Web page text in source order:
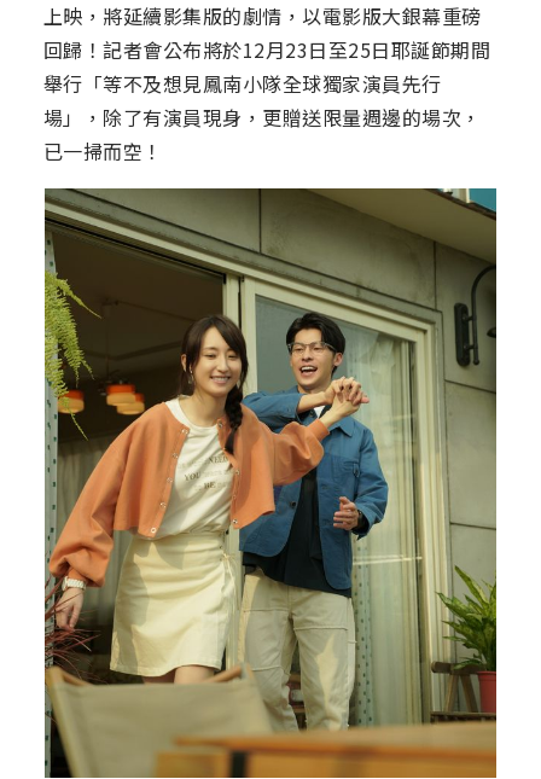
上映，將延續影集版的劇情，以電影版大銀幕重磅
回歸！記者會公布將於12月23日至25日耶誕節期間
舉行「等不及想見鳳南小隊全球獨家演員先行
場」，除了有演員現身，更贈送限量週邊的場次，
已一掃而空！